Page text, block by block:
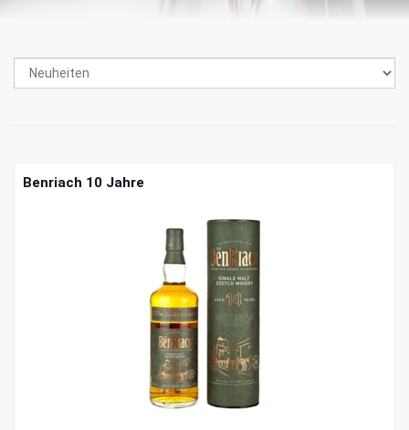
Benriach 10 Jahre